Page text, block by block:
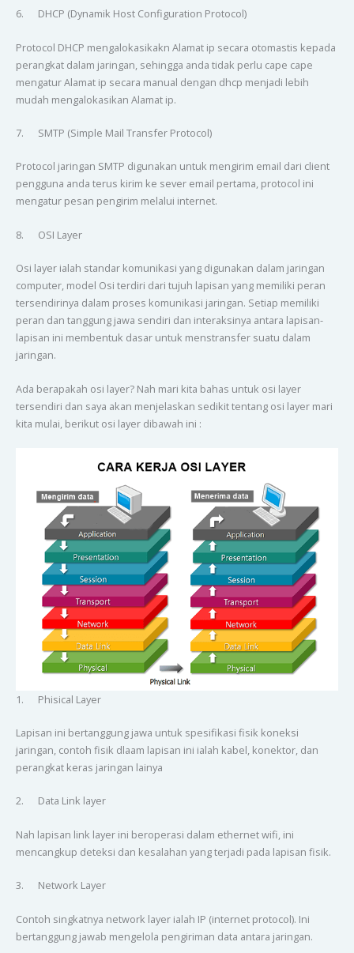
6. DHCP (Dynamik Host Configuration Protocol)
Protocol DHCP mengalokasikakn Alamat ip secara otomastis kepada
perangkat dalam jaringan, sehingga anda tidak perlu cape cape
mengatur Alamat ip secara manual dengan dhcp menjadi lebih
mudah mengalokasikan Alamat ip.
7. SMTP (Simple Mail Transfer Protocol)
Protocol jaringan SMTP digunakan untuk mengirim email dari client
pengguna anda terus kirim ke sever email pertama, protocol ini
mengatur pesan pengirim melalui internet.
8. OSI Layer
Osi layer ialah standar komunikasi yang digunakan dalam jaringan
computer, model Osi terdiri dari tujuh lapisan yang memiliki peran
tersendirinya dalam proses komunikasi jaringan. Setiap memiliki
peran dan tanggung jawa sendiri dan interaksinya antara lapisan-
lapisan ini membentuk dasar untuk menstransfer suatu dalam
jaringan.
Ada berapakah osi layer? Nah mari kita bahas untuk osi layer
tersendiri dan saya akan menjelaskan sedikit tentang osi layer mari
kita mulai, berikut osi layer dibawah ini :
1. Phisical Layer
Lapisan ini bertanggung jawa untuk spesifikasi fisik koneksi
jaringan, contoh fisik dlaam lapisan ini ialah kabel, konektor, dan
perangkat keras jaringan lainya
2. Data Link layer
Nah lapisan link layer ini beroperasi dalam ethernet wifi, ini
mencangkup deteksi dan kesalahan yang terjadi pada lapisan fisik.
3. Network Layer
Contoh singkatnya network layer ialah IP (internet protocol). Ini
bertanggung jawab mengelola pengiriman data antara jaringan.